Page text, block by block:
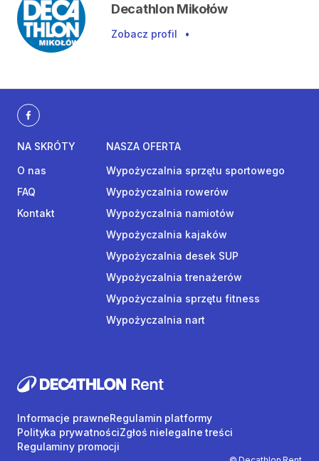
Decathlon Mikołów
Zobacz profil •
NA SKRÓTY
O nas
FAQ
Kontakt
NASZA OFERTA
Wypożyczalnia sprzętu sportowego
Wypożyczalnia rowerów
Wypożyczalnia namiotów
Wypożyczalnia kajaków
Wypożyczalnia desek SUP
Wypożyczalnia trenażerów
Wypożyczalnia sprzętu fitness
Wypożyczalnia nart
Informacje prawneRegulamin platformy
Polityka prywatnościZgłoś nielegalne treści
Regulaminy promocji